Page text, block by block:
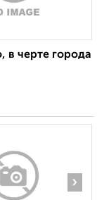
в черте города
›